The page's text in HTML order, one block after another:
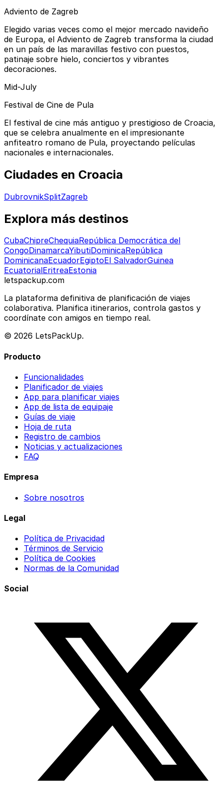
Adviento de Zagreb
Elegido varias veces como el mejor mercado navideño
de Europa, el Adviento de Zagreb transforma la ciudad
en un país de las maravillas festivo con puestos,
patinaje sobre hielo, conciertos y vibrantes
decoraciones.
Mid-July
Festival de Cine de Pula
El festival de cine más antiguo y prestigioso de Croacia,
que se celebra anualmente en el impresionante
anfiteatro romano de Pula, proyectando películas
nacionales e internacionales.
Ciudades en Croacia
DubrovnikSplitZagreb
Explora más destinos
CubaChipreChequiaRepública Democrática del
CongoDinamarcaYibutiDominicaRepública
DominicanaEcuadorEgiptoEl SalvadorGuinea
EcuatorialEritreaEstonia
letspackup.com
La plataforma definitiva de planificación de viajes
colaborativa. Planifica itinerarios, controla gastos y
coordínate con amigos en tiempo real.
© 2026 LetsPackUp.
Producto
Funcionalidades
Planificador de viajes
App para planificar viajes
App de lista de equipaje
Guías de viaje
Hoja de ruta
Registro de cambios
Noticias y actualizaciones
FAQ
Empresa
Sobre nosotros
Legal
Política de Privacidad
Términos de Servicio
Política de Cookies
Normas de la Comunidad
Social